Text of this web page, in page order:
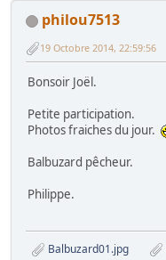
philou7513
19 Octobre 2014, 22:59:56
Bonsoir Joël.
Petite participation.
Photos fraiches du jour.
Balbuzard pêcheur.
Philippe.
Balbuzard01.jpg